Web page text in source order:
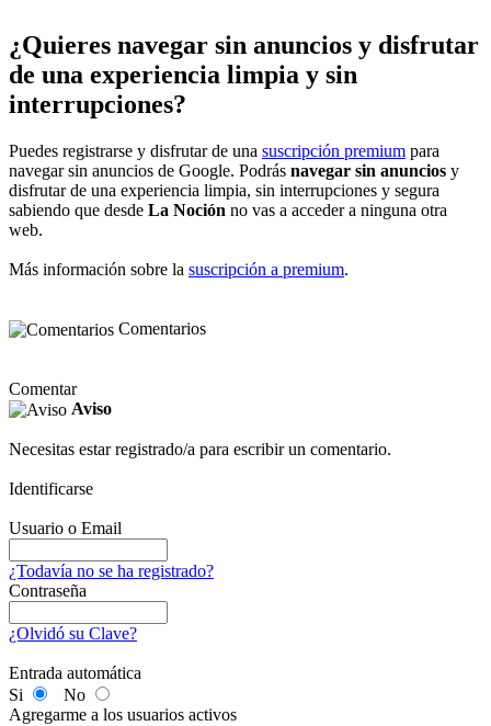
¿Quieres navegar sin anuncios y disfrutar
de una experiencia limpia y sin
interrupciones?
Puedes registrarse y disfrutar de una suscripción premium para
navegar sin anuncios de Google. Podrás navegar sin anuncios y
disfrutar de una experiencia limpia, sin interrupciones y segura
sabiendo que desde La Noción no vas a acceder a ninguna otra
web.
Más información sobre la suscripción a premium.
Comentarios
Comentar
Aviso
Necesitas estar registrado/a para escribir un comentario.
Identificarse
Usuario o Email
¿Todavía no se ha registrado?
Contraseña
¿Olvidó su Clave?
Entrada automática
Si
No
Agregarme a los usuarios activos